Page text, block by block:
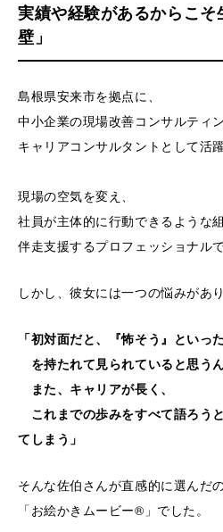
実績や経験があるからこ
壁」
島根県安来市を拠点に、
中小企業の現場改善コンサルティ
キャリアコンサルタントとして活
現場の空気を変え、
社員が主体的に行動できるような
伴走支援するプロフェッショナルで
しかし、彼女には一つの悩みがあ
「初対面だと、『怖そう』といっ
を持たれて見られていると思うん
また、キャリアが長く、
これまでの歩みをすべて語ろう
てしまう」
そんな佐伯さんが直感的に選んだの
「お絵かきムービー®」でした。